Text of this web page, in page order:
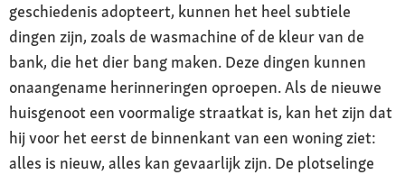
geschiedenis adopteert, kunnen het heel subtiele
dingen zijn, zoals de wasmachine of de kleur van de
bank, die het dier bang maken. Deze dingen kunnen
onaangename herinneringen oproepen. Als de nieuwe
huisgenoot een voormalige straatkat is, kan het zijn dat
hij voor het eerst de binnenkant van een woning ziet:
alles is nieuw, alles kan gevaarlijk zijn. De plotselinge